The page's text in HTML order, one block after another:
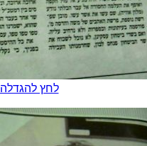
לחץ להגדלה